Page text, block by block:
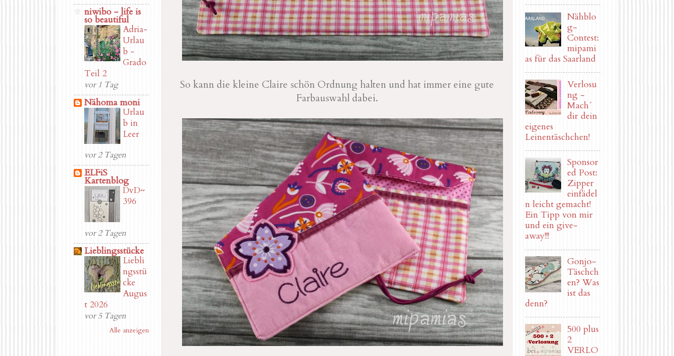
So kann die kleine Claire schön Ordnung halten und hat immer eine gute
Farbauswahl dabei.
niwibo - life is
so beautiful
Adria-
Urlau
b -
Grado
Teil 2
vor 1 Tag
Nähoma moni
Urlau
b in
Leer
vor 2 Tagen
ELFiS
Kartenblog
DvD~
396
vor 2 Tagen
Lieblingsstücke
Liebli
ngsstü
cke
Augus
t 2026
vor 5 Tagen
Alle anzeigen
Nähblo
g-
Contest:
mipami
as für das Saarland
Verlosu
ng -
Mach´
dir dein
eigenes
Leinentäschchen!
Sponsor
ed Post:
Zipper
einfädel
n leicht gemacht!
Ein Tipp von mir
und ein give-
away!!!
Gonjo-
Täschch
en? Was
ist das
denn?
500 plus
2
VERLO